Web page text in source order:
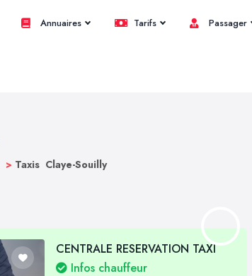
Annuaires Tarifs Passager
> Taxis Claye-Souilly
CENTRALE RESERVATION TAXI
Infos chauffeur